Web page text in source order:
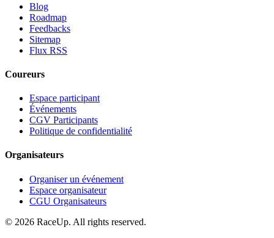
Blog
Roadmap
Feedbacks
Sitemap
Flux RSS
Coureurs
Espace participant
Événements
CGV Participants
Politique de confidentialité
Organisateurs
Organiser un événement
Espace organisateur
CGU Organisateurs
© 2026 RaceUp. All rights reserved.